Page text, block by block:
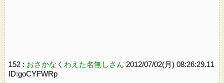
152 : おさかなくわえた名無しさん 2012/07/02(月) 08:26:29.11
ID:goCYFWRp